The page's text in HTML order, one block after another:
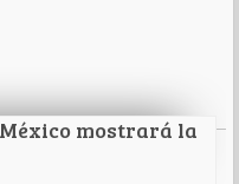
mostrará la